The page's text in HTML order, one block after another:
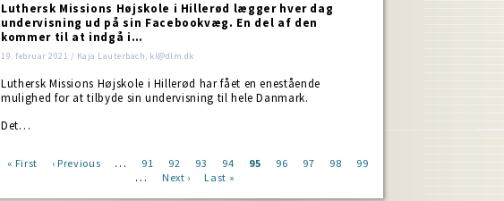
Luthersk Missions Højskole i Hillerød lægger hver dag
undervisning ud på sin Facebookvæg. En del af den
kommer til at indgå i…
19. februar 2021 / Kaja Lauterbach, kl@dlm.dk
Luthersk Missions Højskole i Hillerød har fået en enestående
mulighed for at tilbyde sin undervisning til hele Danmark.
Det…
First
« First
Previous
‹ Previous … Page
91 Page
92 Page
93 Page
94
Current
95 Page
96 Page
97 Page
98 Page
99
…
Next
Next ›
Last
Last »